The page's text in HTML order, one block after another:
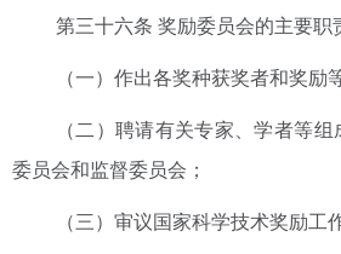
第三十六条 奖励委员会的主要职
（一）作出各奖种获奖者和奖励
（二）聘请有关专家、学者等
委员会和监督委员会；
（三）审议国家科学技术奖励工